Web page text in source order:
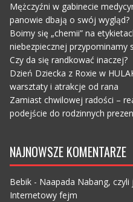
Mężczyźni w gabinecie
panowie dbają o swój wygląd?
Boimy się „chemii” na
niebezpiecznej przypominamy
Czy da się randkować inaczej?
Dzień Dziecka z Roxie w
warsztaty i atrakcje od rana
Zamiast chwilowej radości –
podejście do rodzinnych
NAJNOWSZE KOMENTARZE
Bebik- Naapada Nabang,
Internetowy fejm